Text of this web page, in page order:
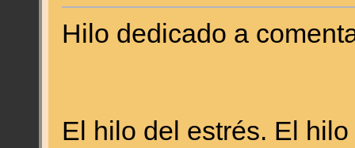
Hilo dedicado a
El hilo del estrés. El